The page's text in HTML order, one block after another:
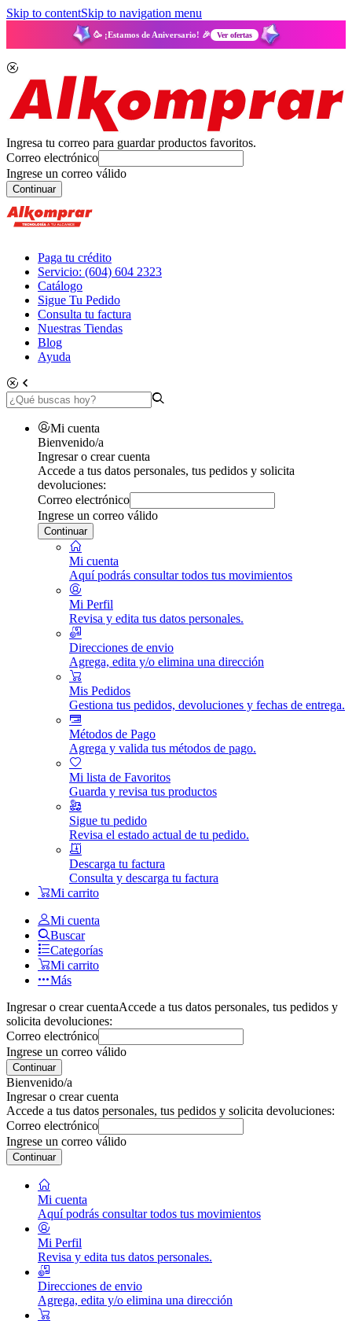
Skip to contentSkip to navigation menu
🥳 ¡Estamos de Aniversario! 🎉 Ver ofertas
Ingresa tu correo para guardar productos favoritos.
Correo electrónico
Ingrese un correo válido
Continuar
Paga tu crédito
Servicio: (604) 604 2323
Catálogo
Sigue Tu Pedido
Consulta tu factura
Nuestras Tiendas
Blog
Ayuda
Mi cuenta
Bienvenido/a
Ingresar o crear cuenta
Accede a tus datos personales, tus pedidos y solicita
devoluciones:
Correo electrónico
Ingrese un correo válido
Continuar
Mi cuenta
Aquí podrás consultar todos tus movimientos
Mi Perfil
Revisa y edita tus datos personales.
Direcciones de envio
Agrega, edita y/o elimina una dirección
Mis Pedidos
Gestiona tus pedidos, devoluciones y fechas de entrega.
Métodos de Pago
Agrega y valida tus métodos de pago.
Mi lista de Favoritos
Guarda y revisa tus productos
Sigue tu pedido
Revisa el estado actual de tu pedido.
Descarga tu factura
Consulta y descarga tu factura
Mi carrito
Mi cuenta
Buscar
Categorías
Mi carrito
Más
Ingresar o crear cuentaAccede a tus datos personales, tus pedidos y
solicita devoluciones:
Correo electrónico
Ingrese un correo válido
Continuar
Bienvenido/a
Ingresar o crear cuenta
Accede a tus datos personales, tus pedidos y solicita devoluciones:
Correo electrónico
Ingrese un correo válido
Continuar
Mi cuenta
Aquí podrás consultar todos tus movimientos
Mi Perfil
Revisa y edita tus datos personales.
Direcciones de envio
Agrega, edita y/o elimina una dirección